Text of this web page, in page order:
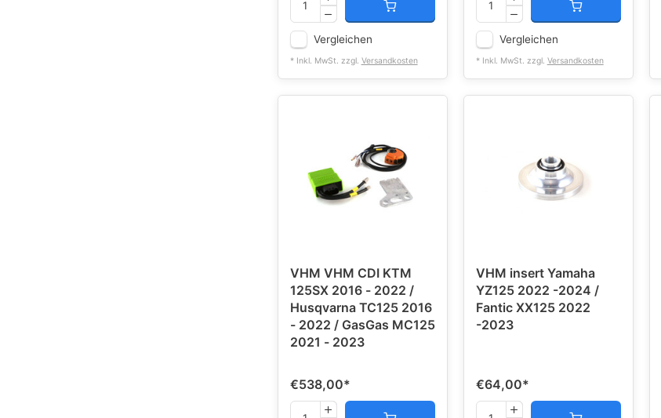
Vergleichen
* Inkl. MwSt. zzgl. Versandkosten
Vergleichen
* Inkl. MwSt. zzgl. Versandkosten
VHM VHM CDI KTM
125SX 2016 - 2022 /
Husqvarna TC125 2016
- 2022 / GasGas MC125
2021 - 2023
€538,00*
VHM insert Yamaha
YZ125 2022 -2024 /
Fantic XX125 2022
-2023
€64,00*